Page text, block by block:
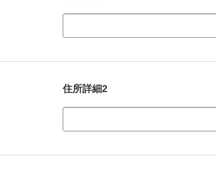
住所詳細2